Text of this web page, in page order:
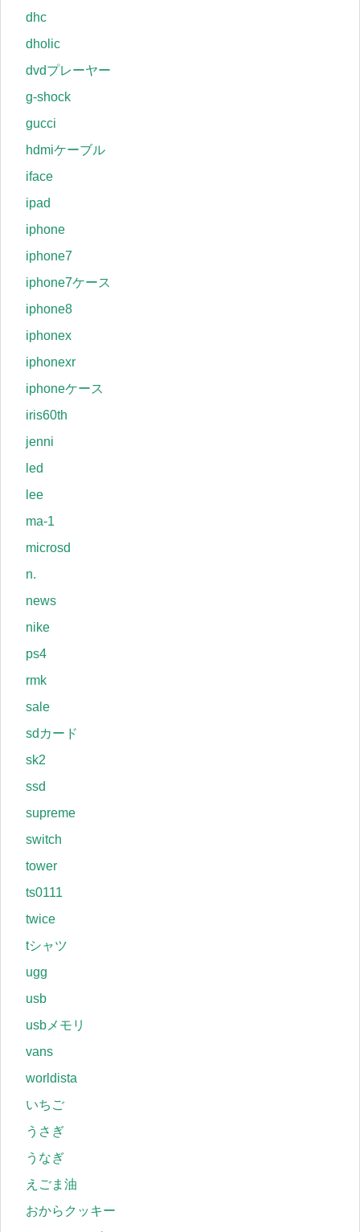
dhc
dholic
dvdプレーヤー
g-shock
gucci
hdmiケーブル
iface
ipad
iphone
iphone7
iphone7ケース
iphone8
iphonex
iphonexr
iphoneケース
iris60th
jenni
led
lee
ma-1
microsd
n.
news
nike
ps4
rmk
sale
sdカード
sk2
ssd
supreme
switch
tower
ts0111
twice
tシャツ
ugg
usb
usbメモリ
vans
worldista
いちご
うさぎ
うなぎ
えごま油
おからクッキー